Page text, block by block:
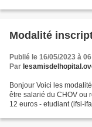
Modalité
Publié le 16/05/2023 à
Par
Bonjour Voici les
être salarié du CHOV ou
12 euros - etudiant (ifsi-